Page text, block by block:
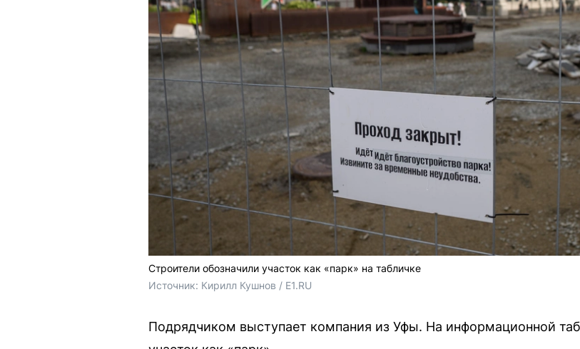
Строители обозначили участок как «парк» на табличке
Источник: Кирилл Кушнов / E1.RU
Подрядчиком выступает компания из Уфы. На информационной